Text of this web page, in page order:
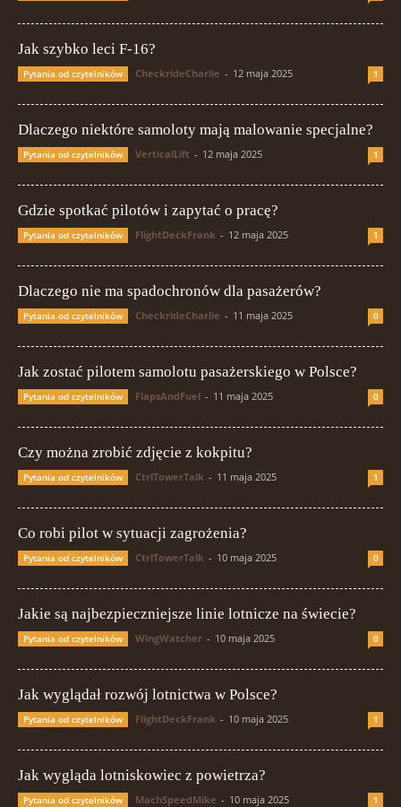
Jak szybko leci F-16?
Pytania od czytelników CheckrideCharlie - 12 maja 2025 1
Dlaczego niektóre samoloty mają malowanie specjalne?
Pytania od czytelników VerticalLift - 12 maja 2025 1
Gdzie spotkać pilotów i zapytać o pracę?
Pytania od czytelników FlightDeckFrank - 12 maja 2025 1
Dlaczego nie ma spadochronów dla pasażerów?
Pytania od czytelników CheckrideCharlie - 11 maja 2025 0
Jak zostać pilotem samolotu pasażerskiego w Polsce?
Pytania od czytelników FlapsAndFuel - 11 maja 2025 0
Czy można zrobić zdjęcie z kokpitu?
Pytania od czytelników CtrlTowerTalk - 11 maja 2025 1
Co robi pilot w sytuacji zagrożenia?
Pytania od czytelników CtrlTowerTalk - 10 maja 2025 0
Jakie są najbezpieczniejsze linie lotnicze na świecie?
Pytania od czytelników WingWatcher - 10 maja 2025 0
Jak wyglądał rozwój lotnictwa w Polsce?
Pytania od czytelników FlightDeckFrank - 10 maja 2025 1
Jak wygląda lotniskowiec z powietrza?
Pytania od czytelników MachSpeedMike - 10 maja 2025 1